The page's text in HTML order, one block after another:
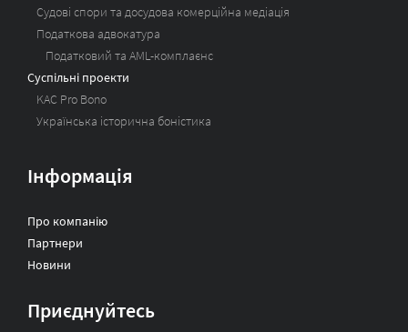
Судові спори та досудова комерційна медіація
Податкова адвокатура
Податковий та AML-комплаєнс
Суспільні проекти
KAC Pro Bono
Українська історична боністика
Інформація
Про компанію
Партнери
Новини
Приєднуйтесь